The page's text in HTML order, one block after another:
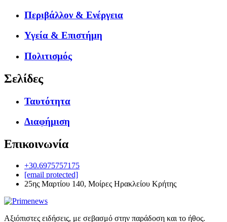
Περιβάλλον & Ενέργεια
Υγεία & Επιστήμη
Πολιτισμός
Σελίδες
Ταυτότητα
Διαφήμιση
Επικοινωνία
+30.6975757175
[email protected]
25ης Μαρτίου 140, Μοίρες Ηρακλείου Κρήτης
Αξιόπιστες ειδήσεις, με σεβασμό στην παράδοση και το ήθος.